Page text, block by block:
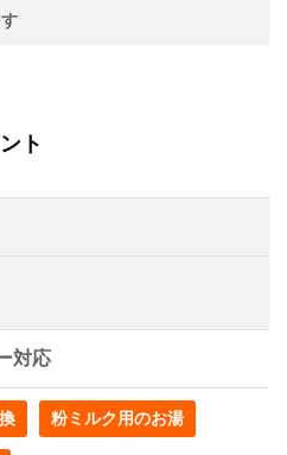
ト
対応
粉ミルク用のお湯